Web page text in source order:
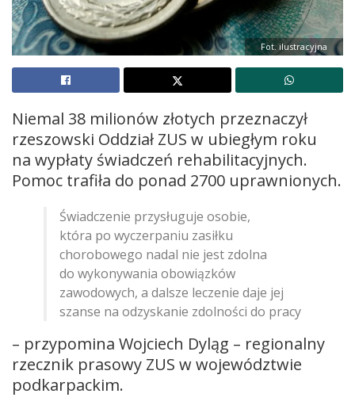
Fot. ilustracyjna
Niemal 38 milionów złotych przeznaczył
rzeszowski Oddział ZUS w ubiegłym roku
na wypłaty świadczeń rehabilitacyjnych.
Pomoc trafiła do ponad 2700 uprawnionych.
Świadczenie przysługuje osobie,
która po wyczerpaniu zasiłku
chorobowego nadal nie jest zdolna
do wykonywania obowiązków
zawodowych, a dalsze leczenie daje jej
szanse na odzyskanie zdolności do pracy
– przypomina Wojciech Dyląg – regionalny
rzecznik prasowy ZUS w województwie
podkarpackim.